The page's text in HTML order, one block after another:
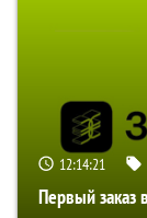
12:14:20
Первый заказ